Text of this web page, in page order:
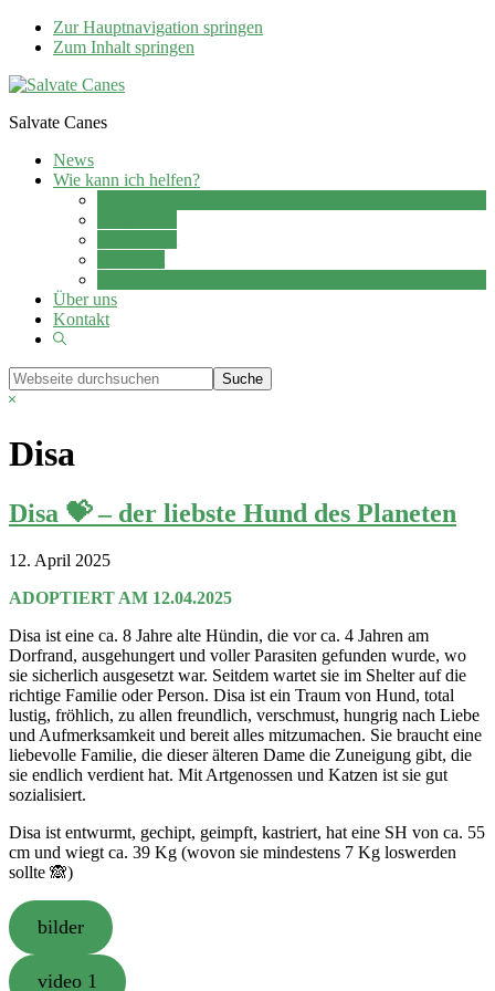
Zur Hauptnavigation springen
Zum Inhalt springen
Salvate Canes
News
Wie kann ich helfen?
Über uns
Kontakt
Show
Webseite
durchsuchen
Hide
Disa
Disa 💝 – der liebste Hund des Planeten
12. April 2025
ADOPTIERT AM 12.04.2025
Disa ist eine ca. 8 Jahre alte Hündin, die vor ca. 4 Jahren am
Dorfrand, ausgehungert und voller Parasiten gefunden wurde, wo
sie sicherlich ausgesetzt war. Seitdem wartet sie im Shelter auf die
richtige Familie oder Person. Disa ist ein Traum von Hund, total
lustig, fröhlich, zu allen freundlich, verschmust, hungrig nach Liebe
und Aufmerksamkeit und bereit alles mitzumachen. Sie braucht eine
liebevolle Familie, die dieser älteren Dame die Zuneigung gibt, die
sie endlich verdient hat. Mit Artgenossen und Katzen ist sie gut
sozialisiert.
Disa ist entwurmt, gechipt, geimpft, kastriert, hat eine SH von ca. 55
cm und wiegt ca. 39 Kg (wovon sie mindestens 7 Kg loswerden
sollte 🙈)
bilder
video 1